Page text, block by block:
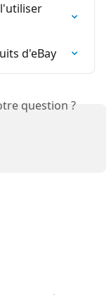
d'eBay
question ?